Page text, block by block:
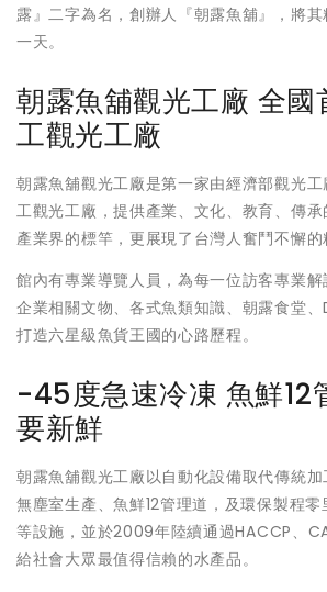
露』二字為名，創辦人『朝露魚舖』，將
一天。
朝露魚舖觀光工廠 全國
工觀光工廠
朝露魚舖觀光工廠是第一家由經濟部觀光
工觀光工廠，提供產業、文化、教育、傳
產業界的標竿，更展現了台灣人奮鬥不懈的
館內有專業導覽人員，為每一位訪客專業
企業相關文物、各式魚類知識、朝露食堂
打造六星級魚貨王國的心路歷程。
-45度急速冷凍 魚鮮12
要新鮮
朝露魚舖觀光工廠以自動化設備取代傳統
無塵室生產、魚鮮12管理道，及環保製程
等設施，並於2009年陸續通過HACCP、
給社會大眾最值得信賴的水產品。